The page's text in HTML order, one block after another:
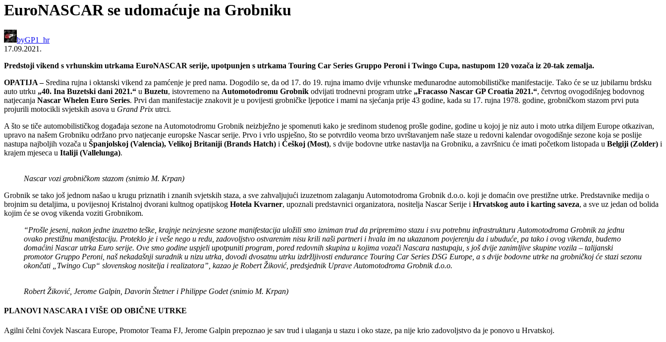
EuroNASCAR se udomaćuje na Grobniku
byGP1_hr
17.09.2021.
Predstoji vikend s vrhunskim utrkama EuroNASCAR serije, upotpunjen s utrkama Touring Car Series Gruppo Peroni i Twingo Cupa, nastupom 120 vozača iz 20-tak zemalja.
OPATIJA – Sredina rujna i oktanski vikend za pamćenje je pred nama. Dogodilo se, da od 17. do 19. rujna imamo dvije vrhunske međunarodne automobilističke manifestacije. Tako će se uz jubilarnu brdsku
auto utrku „40. Ina Buzetski dani 2021.“ u Buzetu, istovremeno na Automotodromu Grobnik odvijati trodnevni program utrke „Fracasso Nascar GP Croatia 2021.“, četvrtog ovogodišnjeg bodovnog
natjecanja Nascar Whelen Euro Series. Prvi dan manifestacije znakovit je u povijesti grobničke ljepotice i mami na sjećanja prije 43 godine, kada su 17. rujna 1978. godine, grobničkom stazom prvi puta
projurili motocikli svjetskih asova u Grand Prix utrci.
A što se tiče automobilističkog događaja sezone na Automotodromu Grobnik neizbježno je spomenuti kako je sredinom studenog prošle godine, godine u kojoj je niz auto i moto utrka diljem Europe otkazivan,
upravo na našem Grobniku održano prvo natjecanje europske Nascar serije. Prvo i vrlo uspješno, što se potvrdilo veoma brzo uvrštavanjem naše staze u redovni kalendar ovogodišnje sezone koja se poslije
nastupa najboljih vozača u Španjolskoj (Valencia), Velikoj Britaniji (Brands Hatch) i Češkoj (Most), s dvije bodovne utrke nastavlja na Grobniku, a završnicu će imati početkom listopada u Belgiji (Zolder) i
krajem mjeseca u Italiji (Vallelunga).
Nascar vozi grobničkom stazom (snimio M. Krpan)
Grobnik se tako još jednom našao u krugu priznatih i znanih svjetskih staza, a sve zahvaljujući izuzetnom zalaganju Automotodroma Grobnik d.o.o. koji je domaćin ove prestižne utrke. Predstavnike medija o
brojnim su detaljima, u povijesnoj Kristalnoj dvorani kultnog opatijskog Hotela Kvarner, upoznali predstavnici organizatora, nositelja Nascar Serije i Hrvatskog auto i karting saveza, a sve uz jedan od bolida
kojim će se ovog vikenda voziti Grobnikom.
“Prošle jeseni, nakon jedne izuzetno teške, krajnje neizvjesne sezone manifestacija uložili smo izniman trud da pripremimo stazu i svu potrebnu infrastrukturu Automotodroma Grobnik za jednu
ovako prestižnu manifestaciju. Proteklo je i veše nego u redu, zadovoljstvo ostvarenim nisu krili naši partneri i hvala im na ukazanom povjerenju da i ubuduće, pa tako i ovog vikenda, budemo
domaćini Nascar utrka Euro serije. Ove smo godine uspjeli upotpuniti program, pored redovnih skupina u kojima vozači Nascara nastupaju, s još dvije zanimljive skupine vozila – talijanski
promotor Gruppo Peroni, naš nekadašnji suradnik u nizu utrka, dovodi dvosatnu utrku izdržljivosti endurance Touring Car Series DSG Europe, a s dvije bodovne utrke na grobničkoj će stazi sezonu
okončati „Twingo Cup“ slovenskog nositelja i realizatora”, kazao je Robert Žiković, predsjednik Uprave Automotodroma Grobnik d.o.o.
Robert Žiković, Jerome Galpin, Davorin Štetner i Philippe Godet (snimio M. Krpan)
PLANOVI NASCARA I VIŠE OD OBIČNE UTRKE
Agilni čelni čovjek Nascara Europe, Promotor Teama FJ, Jerome Galpin prepoznao je sav trud i ulaganja u stazu i oko staze, pa nije krio zadovoljstvo da je ponovo u Hrvatskoj.